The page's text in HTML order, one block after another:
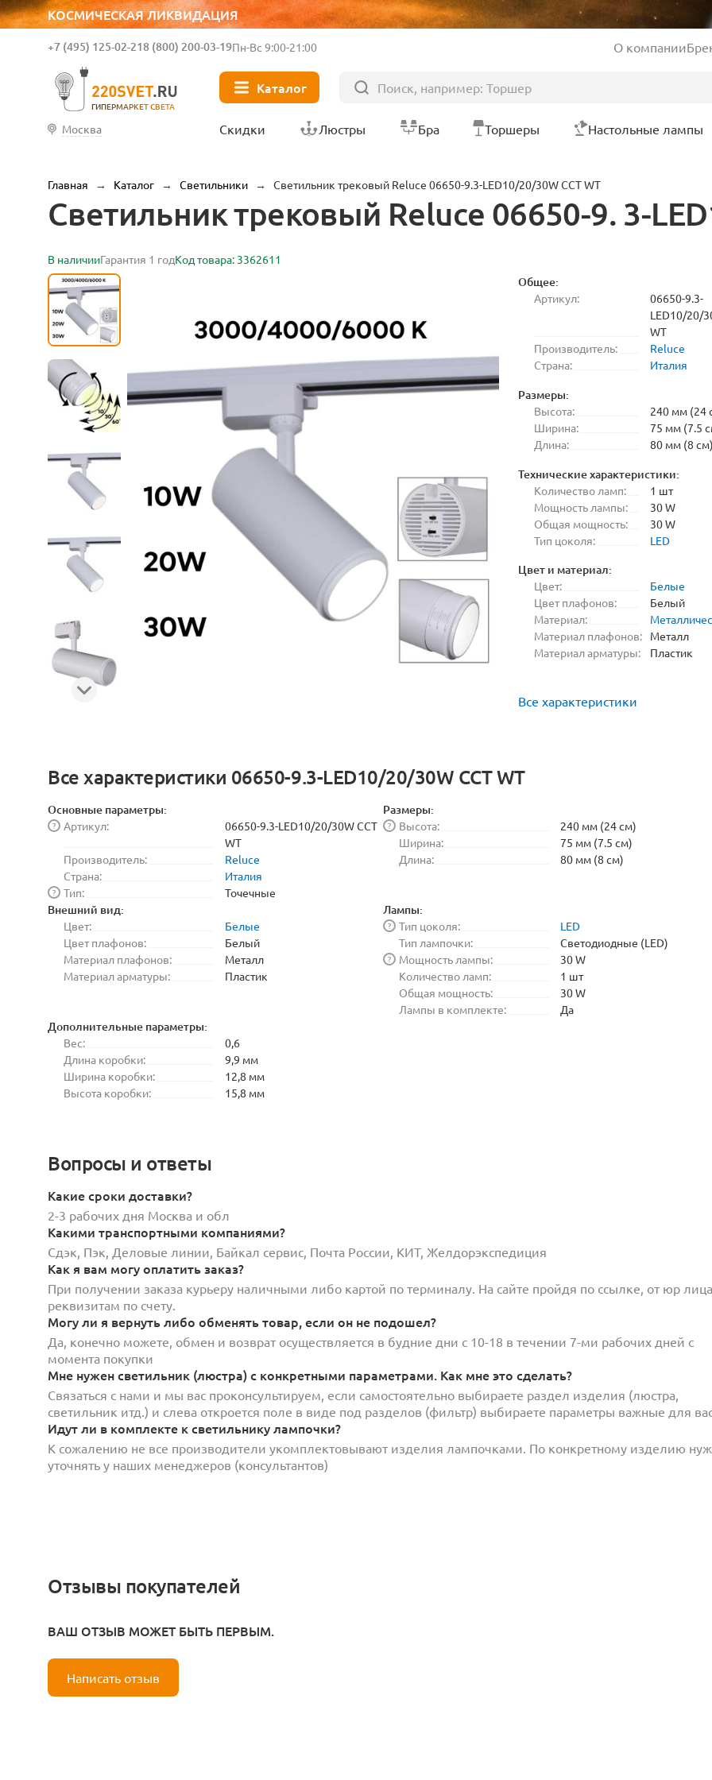
КОСМИЧЕСКАЯ ЛИКВИДАЦИЯ
ГИПЕРМАРКЕТ СВЕТА
+7 (495) 125-02-218 (800) 200-03-19Пн-Вс 9:00-21:00 О компании
Каталог
Москва Скидки Люстры Бра Торшеры Настольные лампы
Главная → Каталог → Светильники → Светильник трековый Reluce 06650-9.3-LED10/20/30W CCT WT
Светильник трековый Reluce 06650-9. 3-
В наличииГарантия 1 годКод товара: 3362611
Общее:
Артикул:
06650-9.3-
LED10/20/
WT
Производитель:
Reluce
Страна:
Италия
Размеры:
Высота:
240 мм (24
Ширина:
75 мм (7.5
Длина:
80 мм (8
Технические характеристики:
Количество ламп:
1 шт
Мощность лампы:
30 W
Общая мощность:
30 W
Тип цоколя:
LED
Цвет и материал:
Цвет:
Белые
Цвет плафонов:
Белый
Материал:
Материал плафонов:
Металл
Материал арматуры:
Пластик
Все характеристики
Все характеристики 06650-9.3-LED10/20/30W CCT WT
Основные параметры:
Артикул:
?
06650-9.3-LED10/20/30W CCT
WT
Производитель:
Reluce
Страна:
Италия
Тип:
? Точечные
Размеры:
Высота:
?
240 мм (24 см)
Ширина:
75 мм (7.5 см)
Длина:
80 мм (8 см)
Внешний вид:
Цвет:
Белые
Цвет плафонов:
Белый
Материал плафонов:
Металл
Материал арматуры:
Пластик
Лампы:
Тип цоколя:
?
LED
Тип лампочки:
Светодиодные (LED)
Мощность лампы:
?
30 W
Количество ламп:
1 шт
Общая мощность:
30 W
Лампы в комплекте:
Да
Дополнительные параметры:
Вес:
0,6
Длина коробки:
9,9 мм
Ширина коробки:
12,8 мм
Высота коробки:
15,8 мм
Вопросы и ответы
Какие сроки доставки?
2-3 рабочих дня Москва и обл
Какими транспортными компаниями?
Сдэк, Пэк, Деловые линии, Байкал сервис, Почта России, КИТ, Желдорэкспедиция
Как я вам могу оплатить заказ?
При получении заказа курьеру наличными либо картой по терминалу. На сайте пройдя по ссылке, от юр
реквизитам по счету.
Могу ли я вернуть либо обменять товар, если он не подошел?
Да, конечно можете, обмен и возврат осуществляется в будние дни с 10-18 в течении 7-ми рабочих дней с
момента покупки
Мне нужен светильник (люстра) с конкретными параметрами. Как мне это сделать?
Связаться с нами и мы вас проконсультируем, если самостоятельно выбираете раздел изделия (люстра,
светильник итд.) и слева откроется поле в виде под разделов (фильтр) выбираете параметры важные для
Идут ли в комплекте к светильнику лампочки?
К сожалению не все производители укомплектовывают изделия лампочками. По конкретному изделию
уточнять у наших менеджеров (консультантов)
Отзывы покупателей
ВАШ ОТЗЫВ МОЖЕТ БЫТЬ ПЕРВЫМ.
Написать отзыв